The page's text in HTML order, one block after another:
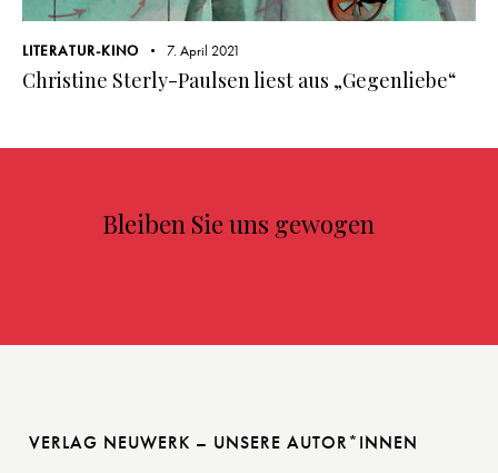
LITERATUR-KINO 7. April 2021
Christine Sterly-Paulsen liest aus „Gegenliebe“
Bleiben Sie uns gewogen
VERLAG NEUWERK – UNSERE AUTOR*INNEN